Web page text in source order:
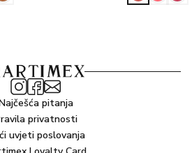
pitanja
privatnosti
uvjeti poslovanja